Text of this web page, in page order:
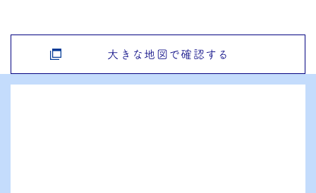
大きな地図で確認する